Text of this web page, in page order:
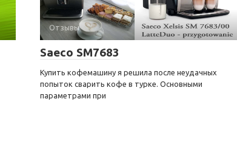
Отзывы
Saeco SM7683
Купить кофемашину я решила после неудачных
попыток сварить кофе в турке. Основными
параметрами при